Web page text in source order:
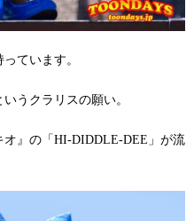
ています。
うクラリスの願い。
』の「HI-DIDDLE-DEE」が流